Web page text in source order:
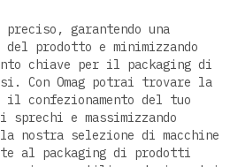
preciso, garantendo una
prodotto e minimizzando
chiave per il packaging di
Con Omag potrai trovare la
confezionamento del tuo
e massimizzando
nostra selezione di macchine
al packaging di prodotti